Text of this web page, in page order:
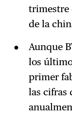
trimestre
de la
Aunque
los
primer
las cifras